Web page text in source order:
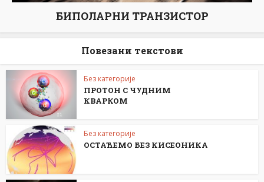
БИПОЛАРНИ ТРАНЗИСТОР
Повезани текстови
Без категорије
ПРОТОН С ЧУДНИМ
КВАРКОМ
Без категорије
ОСТАЋЕМО БЕЗ КИСЕОНИКА